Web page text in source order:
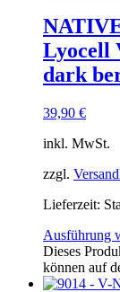
Lyocell
dark
39,90 €
inkl. MwSt.
zzgl.
Lieferzeit:
Ausführung
Dieses
können auf